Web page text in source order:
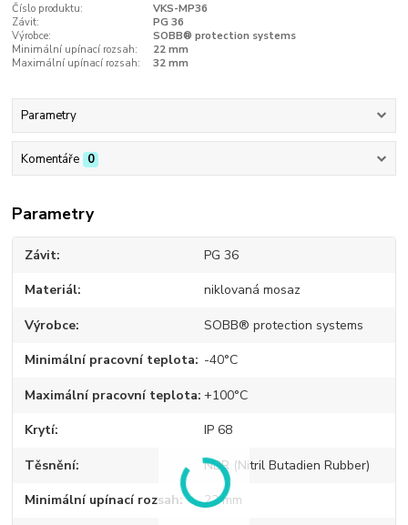
Číslo produktu:
VKS-MP36
Závit:
PG 36
Výrobce:
SOBB® protection systems
Minimální upínací rozsah:
22 mm
Maximální upínací rozsah:
32 mm
Parametry
Komentáře 0
Parametry
Závit PG 36
Materiál niklovaná mosaz
Výrobce SOBB® protection systems
Minimální pracovní teplota -40°C
Maximální pracovní teplota +100°C
Krytí IP 68
Těsnění NBR (Nitril Butadien Rubber)
Minimální upínací rozsah 22 mm